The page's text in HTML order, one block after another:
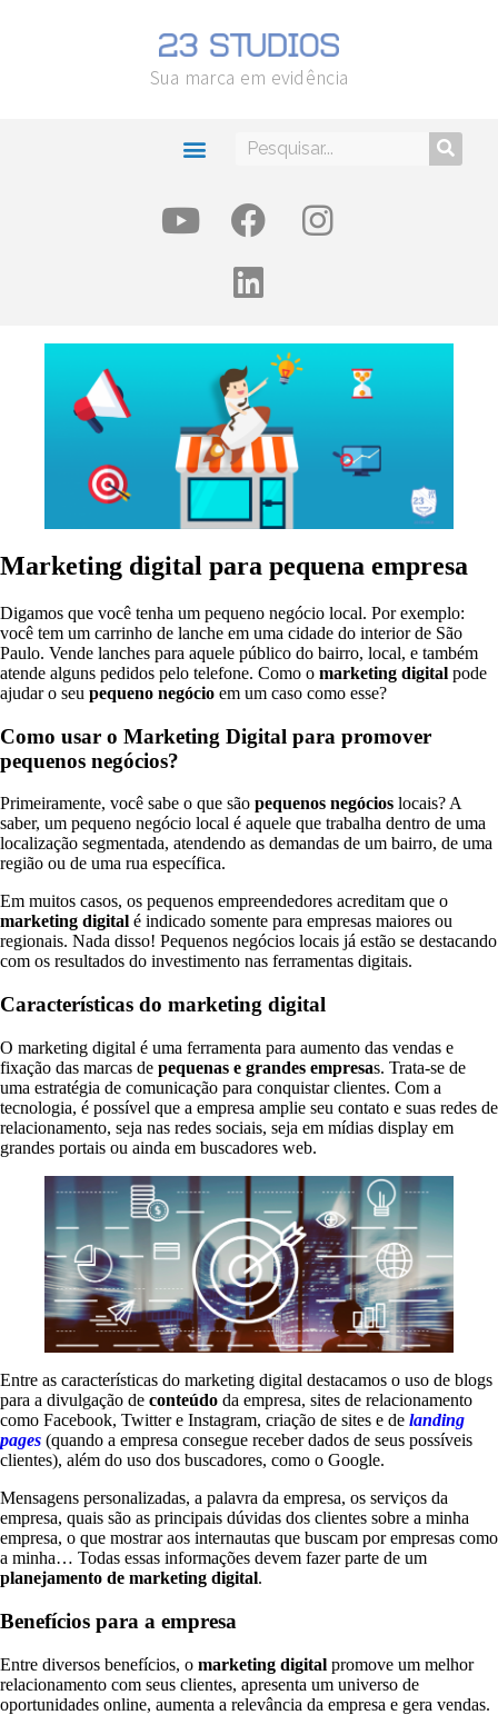
Sua marca em evidência
Marketing digital para pequena empresa
Digamos que você tenha um pequeno negócio local. Por exemplo:
você tem um carrinho de lanche em uma cidade do interior de São
Paulo. Vende lanches para aquele público do bairro, local, e também
atende alguns pedidos pelo telefone. Como o marketing digital pode
ajudar o seu pequeno negócio em um caso como esse?
Como usar o Marketing Digital para promover
pequenos negócios?
Primeiramente, você sabe o que são pequenos negócios locais? A
saber, um pequeno negócio local é aquele que trabalha dentro de uma
localização segmentada, atendendo as demandas de um bairro, de uma
região ou de uma rua específica.
Em muitos casos, os pequenos empreendedores acreditam que o
marketing digital é indicado somente para empresas maiores ou
regionais. Nada disso! Pequenos negócios locais já estão se destacando
com os resultados do investimento nas ferramentas digitais.
Características do marketing digital
O marketing digital é uma ferramenta para aumento das vendas e
fixação das marcas de pequenas e grandes empresas. Trata-se de
uma estratégia de comunicação para conquistar clientes. Com a
tecnologia, é possível que a empresa amplie seu contato e suas redes de
relacionamento, seja nas redes sociais, seja em mídias display em
grandes portais ou ainda em buscadores web.
Entre as características do marketing digital destacamos o uso de blogs
para a divulgação de conteúdo da empresa, sites de relacionamento
como Facebook, Twitter e Instagram, criação de sites e de landing
pages (quando a empresa consegue receber dados de seus possíveis
clientes), além do uso dos buscadores, como o Google.
Mensagens personalizadas, a palavra da empresa, os serviços da
empresa, quais são as principais dúvidas dos clientes sobre a minha
empresa, o que mostrar aos internautas que buscam por empresas como
a minha… Todas essas informações devem fazer parte de um
planejamento de marketing digital.
Benefícios para a empresa
Entre diversos benefícios, o marketing digital promove um melhor
relacionamento com seus clientes, apresenta um universo de
oportunidades online, aumenta a relevância da empresa e gera vendas.